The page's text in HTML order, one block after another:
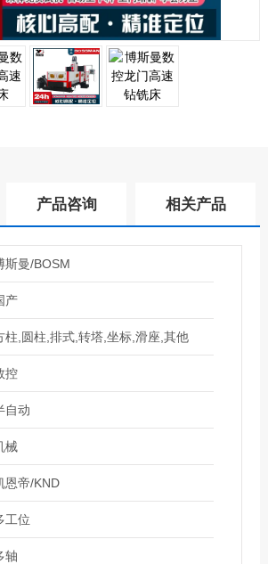
产品咨询 相关产品
斯曼/BOSM
产
柱,圆柱,排式,转塔,坐标,滑座,其他
控
自动
械
恩帝/KND
工位
轴